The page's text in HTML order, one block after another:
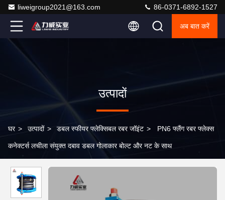
liweigroup2021@163.com 86-0371-6892-1527
अब बात करें
उत्पादों
घर > उत्पादों > डबल स्फीयर फ्लेक्सिबल रबर जॉइंट > PN6 फ्लैंग रबर फ्लेक्स
कनेक्टर्स लचीला संयुक्त दबाव डबल गोलाकार बोल्ट और नट के साथ